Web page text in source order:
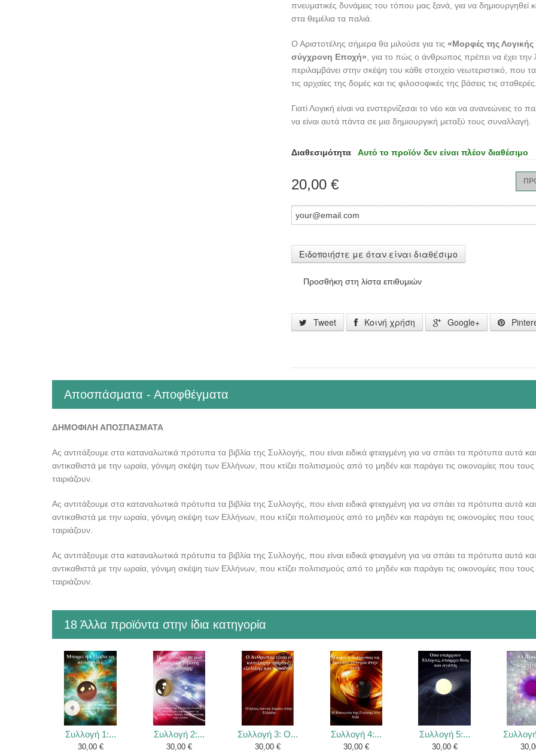
πνευματικές δυνάμεις του τόπου μας ξανά, για να δημιουργηθεί
στα θεμέλια τα παλιά.
Ο Αριστοτέλης σήμερα θα μιλούσε για τις «Μορφές της Λογικής
σύγχρονη Εποχή», για το πώς ο άνθρωπος πρέπει να έχει την
περιλαμβάνει στην σκέψη του κάθε στοιχείο νεωτεριστικό, που
τις αρχαίες της δομές και τις φιλοσοφικές της βάσεις τις σταθερές.
Γιατί Λογική είναι να ενστερνίζεσαι το νέο και να ανανεώνεις το
να είναι αυτά πάντα σε μια δημιουργική μεταξύ τους συναλλαγή.
Διαθεσιμότητα Αυτό το προϊόν δεν είναι πλέον διαθέσιμο
20,00 €
Ειδοποιήστε με όταν είναι διαθέσιμο
Προσθήκη στη λίστα επιθυμιών
Tweet Κοινή χρήση Google+
Αποσπάσματα - Αποφθέγματα
ΔΗΜΟΦΙΛΗ ΑΠΟΣΠΑΣΜΑΤΑ
Ας αντιτάξουμε στα καταναλωτικά πρότυπα τα βιβλία της Συλλογής, που είναι ειδικά φτιαγμένη για να σπάει τα πρότυπα αυτά
αντικαθιστά με την ωραία, γόνιμη σκέψη των Ελλήνων, που κτίζει πολιτισμούς από το μηδέν και παράγει τις οικονομίες που τους
ταιριάζουν.
Ας αντιτάξουμε στα καταναλωτικά πρότυπα τα βιβλία της Συλλογής, που είναι ειδικά φτιαγμένη για να σπάει τα πρότυπα αυτά
αντικαθιστά με την ωραία, γόνιμη σκέψη των Ελλήνων, που κτίζει πολιτισμούς από το μηδέν και παράγει τις οικονομίες που τους
ταιριάζουν.
Ας αντιτάξουμε στα καταναλωτικά πρότυπα τα βιβλία της Συλλογής, που είναι ειδικά φτιαγμένη για να σπάει τα πρότυπα αυτά
αντικαθιστά με την ωραία, γόνιμη σκέψη των Ελλήνων, που κτίζει πολιτισμούς από το μηδέν και παράγει τις οικονομίες που τους
ταιριάζουν.
18 Άλλα προϊόντα στην ίδια κατηγορία
Συλλογή 1:...
30,00 €
Συλλογή 2:...
30,00 €
Συλλογή 3: Ο...
30,00 €
Συλλογή 4:...
30,00 €
Συλλογή 5:...
30,00 €